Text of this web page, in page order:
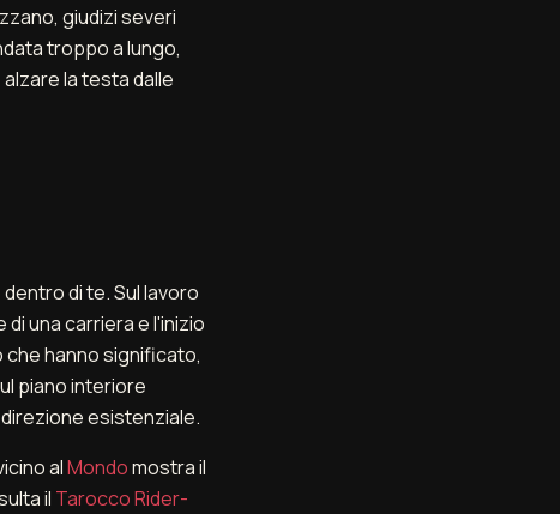
giudizi severi
troppo a lungo,
la testa dalle
di te. Sul lavoro
una carriera e l'inizio
che hanno significato,
piano interiore
esistenziale.
alMondomostra il
il Tarocco Rider-